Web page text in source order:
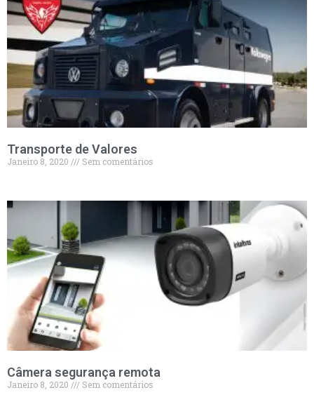
Transporte de Valores
Janeiro 8, 2020 Sem comentários
Câmera segurança remota
Janeiro 8, 2020 Sem comentários